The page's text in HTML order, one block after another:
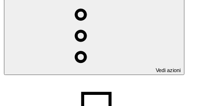
Vedi azioni